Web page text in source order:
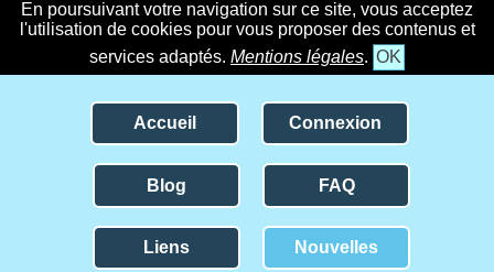
En poursuivant votre navigation sur ce site, vous acceptez
l'utilisation de cookies pour vous proposer des contenus et
services adaptés. Mentions légales. OK
Accueil Connexion
Blog FAQ
Liens Nouvelles